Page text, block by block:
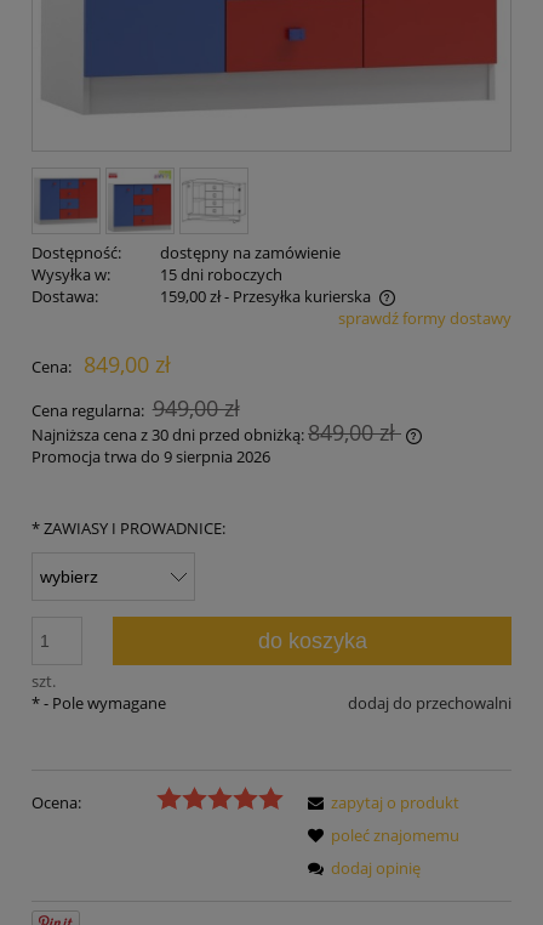
Dostępność:
dostępny na zamówienie
Wysyłka w:
15 dni roboczych
Dostawa:
159,00 zł- Przesyłka kurierska
Cena nie zawiera ewentualnych kosztów płatnościsprawdź formy dostawy
Cena: 849,00 zł
Cena regularna: 949,00 zł
Najniższa cena z 30 dni przed obniżką:849,00 zł
Promocja trwa do 9 sierpnia 2026
*ZAWIASY I PROWADNICE:
szt.
do koszyka
dodaj do przechowalni
*- Pole wymagane
Ocena:
zapytaj o produkt
poleć znajomemu
dodaj opinię